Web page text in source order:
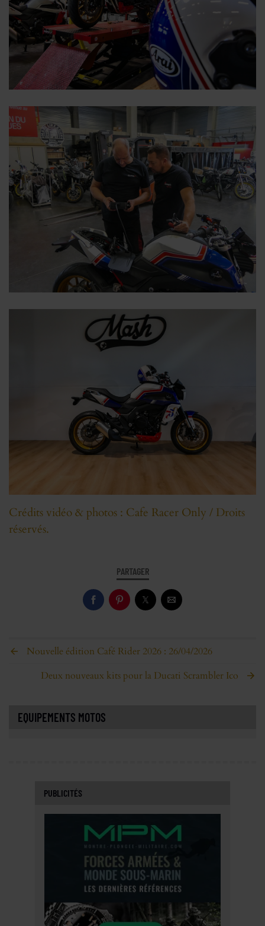
Crédits vidéo & photos : Cafe Racer Only / Droits
réservés.
PARTAGER
Nouvelle édition Café Rider 2026 : 26/04/2026
Deux nouveaux kits pour la Ducati Scrambler Ico
EQUIPEMENTS MOTOS
PUBLICITÉS